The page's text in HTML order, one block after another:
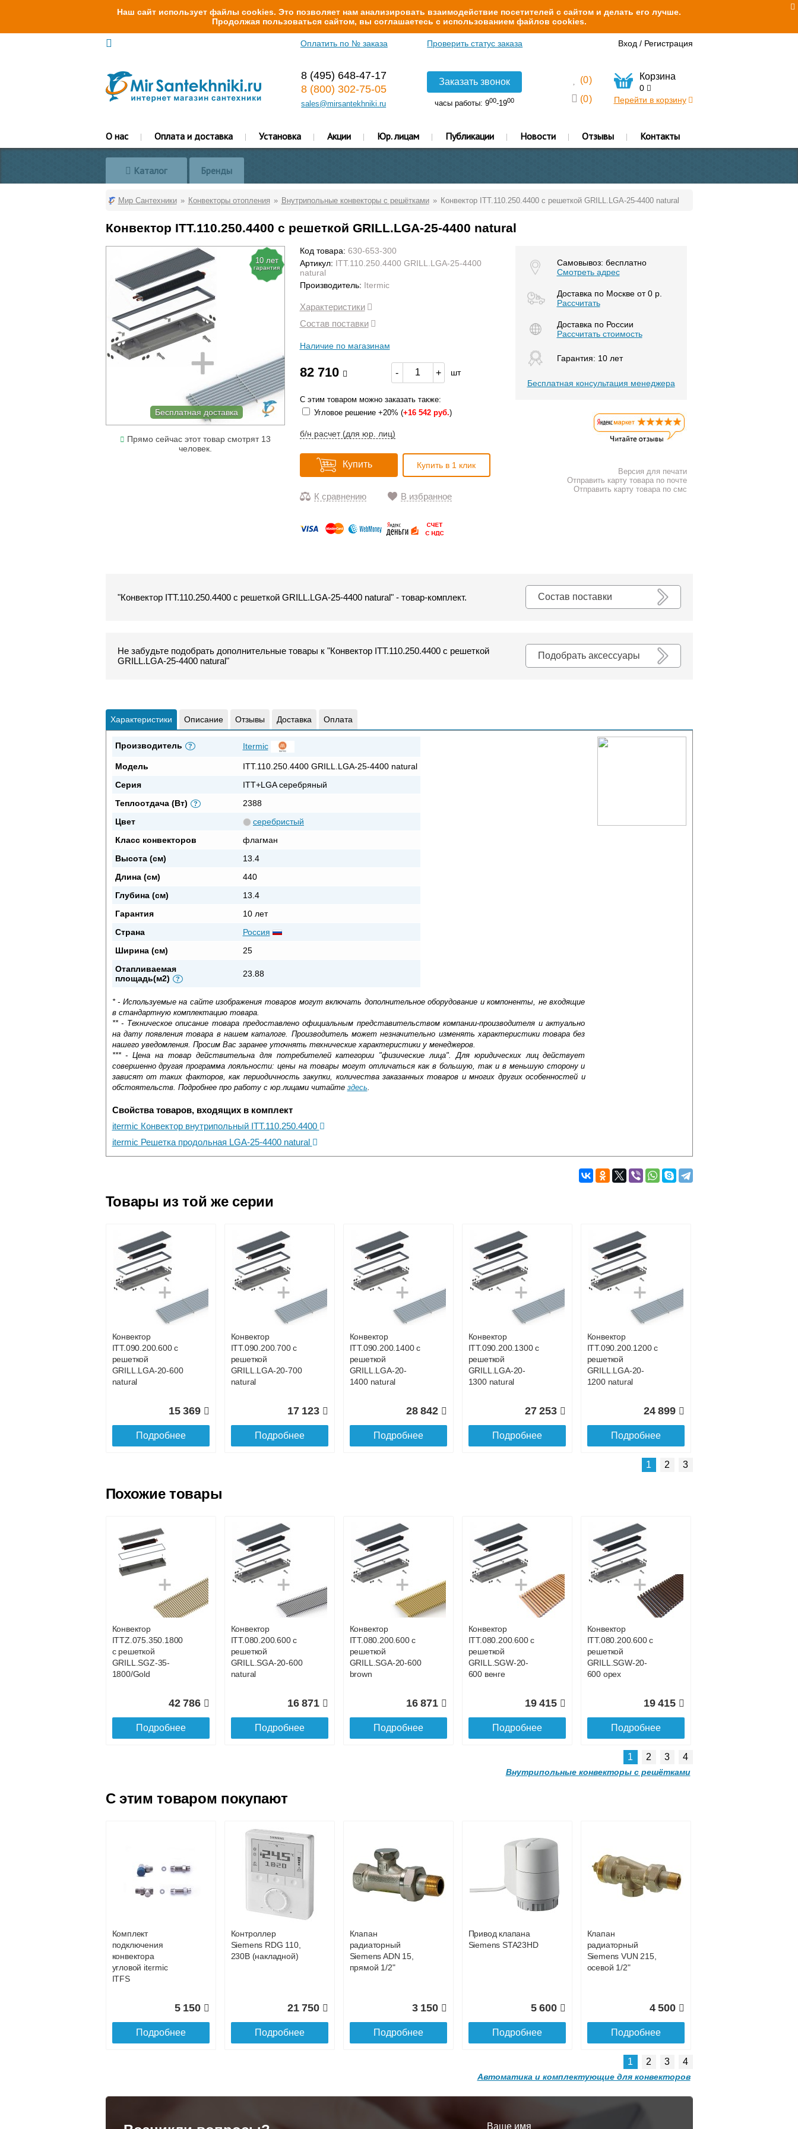
Наш сайт использует файлы cookies. Это позволяет нам анализировать взаимодействие посетителей с сайтом и делать его лучше.
Продолжая пользоваться сайтом, вы соглашаетесь с использованием файлов cookies.
Оплатить по № заказа Проверить статус заказа Вход / Регистрация
8 (495) 648-47-17
8 (800) 302-75-05
sales@mirsantekhniki.ru
Заказать звонок
часы работы: 900-1900
(0)
(0)
Корзина
0
Перейти в корзину
О нас Оплата и доставка Установка Акции Юр. лицам Публикации Новости Отзывы Контакты
Каталог Бренды
Мир Сантехники Конвекторы отопления Внутрипольные конвекторы с решётками Конвектор ITT.110.250.4400 с решеткой GRILL.LGA-25-4400 natural
Конвектор ITT.110.250.4400 с решеткой GRILL.LGA-25-4400 natural
10 лет
гарантия
Бесплатная доставка
Прямо сейчас этот товар смотрят 13
человек.
Код товара: 630-653-300
Артикул: ITT.110.250.4400 GRILL.LGA-25-4400
natural
Производитель: Itermic
Характеристики
Состав поставки
Наличие по магазинам
82 710 - + шт
С этим товаром можно заказать также:
Угловое решение +20% (+16 542 руб.)
б/н расчет (для юр. лиц)
Купить Купить в 1 клик
К сравнению В избранное
Самовывоз: бесплатно
Смотреть адрес
Доставка по Москве от 0 р.
Расcчитать
Доставка по России
Рассчитать стоимость
Гарантия: 10 лет
Бесплатная консультация менеджера
Версия для печати
Отправить карту товара по почте
Отправить карту товара по смс
Состав поставки
"Конвектор ITT.110.250.4400 с решеткой GRILL.LGA-25-4400 natural" - товар-комплект.
Подобрать аксессуары
Не забудьте подобрать дополнительные товары к "Конвектор ITT.110.250.4400 с решеткой
GRILL.LGA-25-4400 natural"
Характеристики Описание Отзывы Доставка Оплата
Производитель ? Itermic
Модель
ITT.110.250.4400 GRILL.LGA-25-4400 natural
Серия
ITT+LGA серебряный
Теплоотдача (Вт)
?
2388
Цвет
серебристый
Класс конвекторов
флагман
Высота (см)
13.4
Длина (см)
440
Глубина (см)
13.4
Гарантия
10 лет
Страна
Россия
Ширина (см)
25
Отапливаемая
площадь(м2)
?
23.88
* - Используемые на сайте изображения товаров могут включать дополнительное оборудование и компоненты, не входящие
в стандартную комплектацию товара.
** - Техническое описание товара предоставлено официальным представительством компании-производителя и актуально
на дату появления товара в нашем каталоге. Производитель может незначительно изменять характеристики товара без
нашего уведомления. Просим Вас заранее уточнять технические характеристики у менеджеров.
*** - Цена на товар действительна для потребителей категории "физические лица". Для юридических лиц действует
совершенно другая программа лояльности: цены на товары могут отличаться как в большую, так и в меньшую сторону и
зависят от таких факторов, как периодичность закупки, количества заказанных товаров и многих других особенностей и
обстоятельств. Подробнее про работу с юр.лицами читайте здесь
Свойства товаров, входящих в комплект
itermic Конвектор внутрипольный ITT.110.250.4400
itermic Решетка продольная LGA-25-4400 natural
Доставка сантехники по Москве и Московской области
Подъем на этаж.
до подъезда
услуга платная
возможность
Доставка в регионы России.
Подробнее о доставке
Возможные способы оплаты:
Банковской картой при получении товара как при доставке, так и самовывозом
Интернет-деньгами (Yandex-деньги, Web-money, Qiwi-кошельки и другие).
Безналичный расчёт (возможно и с НДС)
Подробнее об оплате
Товары из той же серии
Конвектор
ITT.090.200.600 с
решеткой
GRILL.LGA-20-600
natural
15 369
Подробнее
Конвектор
ITT.090.200.700 с
решеткой
GRILL.LGA-20-700
natural
17 123
Подробнее
Конвектор
ITT.090.200.1400 с
решеткой
GRILL.LGA-20-
1400 natural
28 842
Подробнее
Конвектор
ITT.090.200.1300 с
решеткой
GRILL.LGA-20-
1300 natural
27 253
Подробнее
Конвектор
ITT.090.200.1200 с
решеткой
GRILL.LGA-20-
1200 natural
24 899
Подробнее
Конвектор
ITT.090.200.1100 с
GRILL.LGA-20-
23 313
Подробнее
Конвектор
ITT.090.200.1000 с
GRILL.LGA-20-
21 521
Подробнее
Конвектор
ITT.090.200.900 с
GRILL.LGA-20-900
20 334
Конвектор
ITT.090.200.800 с
GRILL.LGA-20-800
18 731
Подробнее
Конвектор
ITT.090.200.1500 с
GRILL.LGA-20-
30 428
Подробнее
Конвектор
решеткой
GRILL.LGA-20-
1700 natural
33 724
Подробнее
1800 natural
35 313
GRILL.LGA-20-
37 027
Подробнее
39 252
1 2 3
Похожие товары
Конвектор
ITTZ.075.350.1800
с решеткой
GRILL.SGZ-35-
1800/Gold
42 786
Подробнее
Конвектор
ITT.080.200.600 с
решеткой
GRILL.SGA-20-600
natural
16 871
Подробнее
Конвектор
ITT.080.200.600 с
решеткой
GRILL.SGA-20-600
brown
16 871
Подробнее
Конвектор
ITT.080.200.600 с
решеткой
GRILL.SGW-20-
600 венге
19 415
Подробнее
Конвектор
ITT.080.200.600 с
решеткой
GRILL.SGW-20-
600 орех
19 415
Подробнее
Конвектор
ITT.080.200.1200 с
решеткой
GRILL.SGA-20-
Подробнее
Конвектор
ITT.080.200.600 с
GRILL.SGA-20-600
gold
Подробнее
Конвектор
ITT.080.200.1200 с
решеткой
GRILL.SGA-20-
Подробнее
ITT.080.200.1200 с
решеткой
GRILL.SGW-20-
32 501
Конвектор
ITT.080.200.1200 с
решеткой
GRILL.SGW-20-
Подробнее
Конвектор
Конвектор
Конвектор
ITT.080.200.1200 с
Конвектор
решеткой
Конвектор
1 2 3 4
Внутрипольные конвекторы с решётками
C этим товаром покупают
Комплект
подключения
конвектора
угловой itermic
ITFS
5 150
Подробнее
Контроллер
Siemens RDG 110,
230В (накладной)
21 750
Подробнее
Клапан
радиаторный
Siemens ADN 15,
прямой 1/2"
3 150
Подробнее
Привод клапана
Siemens STA23HD
5 600
Подробнее
Клапан
радиаторный
Siemens VUN 215,
осевой 1/2"
4 500
Подробнее
1 2 3 4
Автоматика и комплектующие для конвекторов
Ваше имя